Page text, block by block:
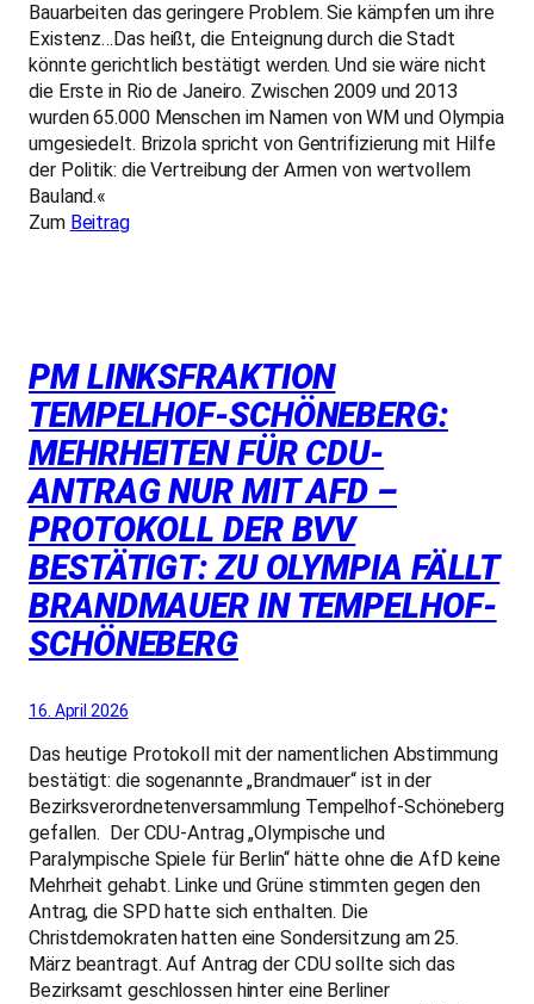
Bauarbeiten das geringere Problem. Sie kämpfen um ihre
Existenz…Das heißt, die Enteignung durch die Stadt
könnte gerichtlich bestätigt werden. Und sie wäre nicht
die Erste in Rio de Janeiro. Zwischen 2009 und 2013
wurden 65.000 Menschen im Namen von WM und Olympia
umgesiedelt. Brizola spricht von Gentrifizierung mit Hilfe
der Politik: die Vertreibung der Armen von wertvollem
Bauland.«
Zum Beitrag
PM LINKSFRAKTION
TEMPELHOF-SCHÖNEBERG:
MEHRHEITEN FÜR CDU-
ANTRAG NUR MIT AFD –
PROTOKOLL DER BVV
BESTÄTIGT: ZU OLYMPIA FÄLLT
BRANDMAUER IN TEMPELHOF-
SCHÖNEBERG
16. April 2026
Das heutige Protokoll mit der namentlichen Abstimmung
bestätigt: die sogenannte „Brandmauer“ ist in der
Bezirksverordnetenversammlung Tempelhof-Schöneberg
gefallen. Der CDU-Antrag „Olympische und
Paralympische Spiele für Berlin“ hätte ohne die AfD keine
Mehrheit gehabt. Linke und Grüne stimmten gegen den
Antrag, die SPD hatte sich enthalten. Die
Christdemokraten hatten eine Sondersitzung am 25.
März beantragt. Auf Antrag der CDU sollte sich das
Bezirksamt geschlossen hinter eine Berliner